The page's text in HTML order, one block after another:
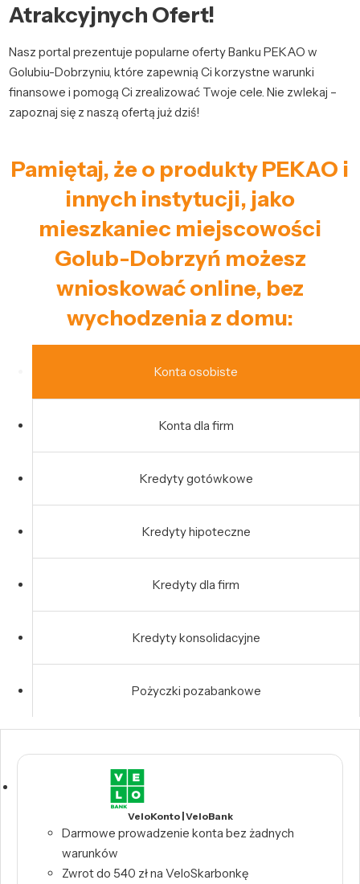
Atrakcyjnych Ofert!
Nasz portal prezentuje popularne oferty Banku PEKAO w
Golubiu-Dobrzyniu, które zapewnią Ci korzystne warunki
finansowe i pomogą Ci zrealizować Twoje cele. Nie zwlekaj –
zapoznaj się z naszą ofertą już dziś!
Pamiętaj, że o produkty PEKAO i
innych instytucji, jako
mieszkaniec miejscowości
Golub-Dobrzyń możesz
wnioskować online, bez
wychodzenia z domu:
Konta osobiste
Konta dla firm
Kredyty gotówkowe
Kredyty hipoteczne
Kredyty dla firm
Kredyty konsolidacyjne
Pożyczki pozabankowe
VeloKonto | VeloBank
Darmowe prowadzenie konta bez żadnych
warunków
Zwrot do 540 zł na VeloSkarbonkę